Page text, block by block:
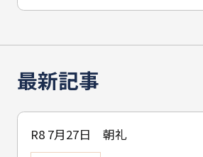
最新記事
R8 7月27日 朝礼